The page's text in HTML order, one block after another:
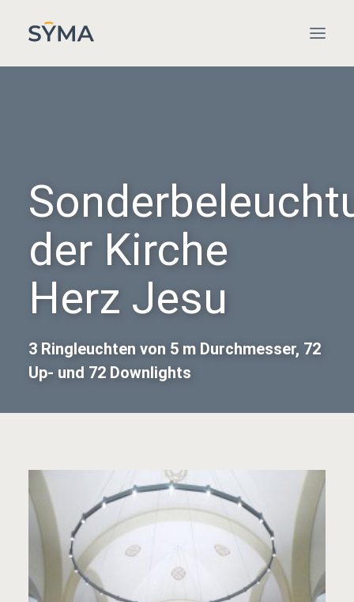
SPEKTRUM
KONTAKT
der Kirche
Herz Jesu
3 Ringleuchten von 5 m Durchmesser, 72
Up- und 72 Downlights